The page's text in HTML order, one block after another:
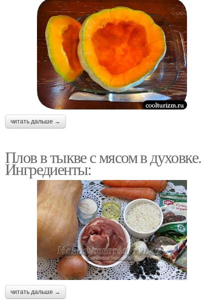
читать дальше →
Плов в тыкве с мясом в духовке.
Ингредиенты:
читать дальше →